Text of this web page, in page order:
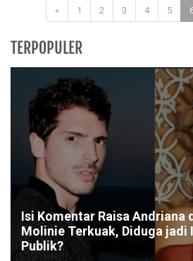
« 1 2 3 4 5
TERPOPULER
Isi Komentar Raisa Andriana
Molinie Terkuak, Diduga jadi
Publik?